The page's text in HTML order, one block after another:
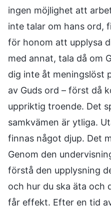
ingen möjlighet att
inte talar om hans ord,
för honom att upplysa
med annat, tala då om
dig inte åt meningslöst
av Guds ord – först då
uppriktig troende. Det
samkvämen är ytliga.
finnas något djup. Det
Genom den
förstå den upplysning
och hur du ska äta och
får effekt. Efter en tid